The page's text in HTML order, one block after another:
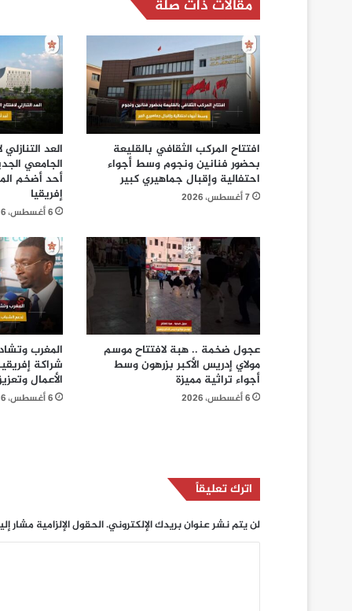
مقالات ذات صلة
افتتاح المركب الثقافي بالقليعة
بحضور فنانين ونجوم وسط أجواء
احتفالية وإقبال جماهيري كبير
7 أغسطس، 2026
العد
الجامعي
أحد أضخم
إفريقيا
6 أغسطس، 2026
عجول ضخمة .. هبة لافتتاح موسم
مولاي إدريس الأكبر بزرهون وسط
أجواء تراثية مميزة
6 أغسطس، 2026
المغرب
شراكة
الأعمال
6 أغسطس، 2026
اترك تعليقاً
لن يتم نشر عنوان بريدك الإلكتروني.الحقول الإلزامية مشار